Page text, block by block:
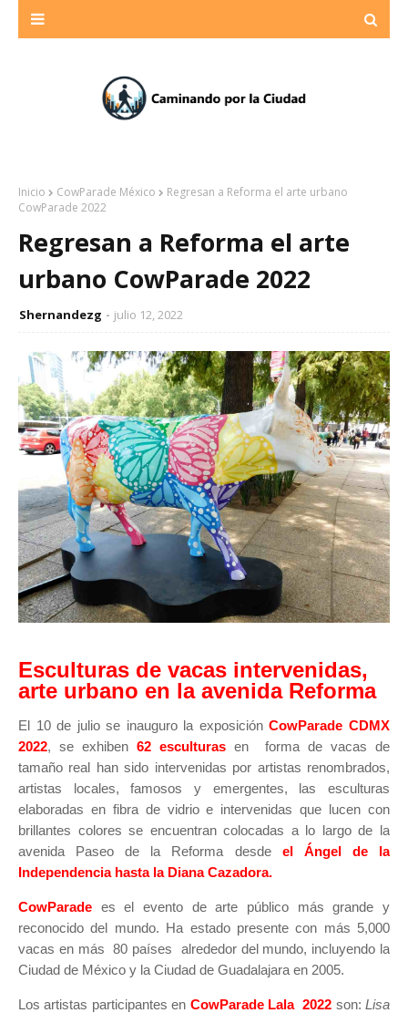
Inicio CowParade México
Regresan a Reforma el arte urbano
CowParade 2022
Regresan a Reforma el arte
urbano CowParade 2022
Shernandezg julio 12, 2022
Esculturas de vacas intervenidas,
arte urbano en la avenida Reforma
El 10 de julio se inauguro la exposiciónCowParade CDMX
2022, se exhiben 62 esculturas en forma de vacas de
tamaño real han sido intervenidas por artistas renombrados,
artistas locales, famosos y emergentes, las esculturas
elaboradas en fibra de vidrio e intervenidas que lucen con
brillantes colores se encuentran colocadas a lo largo de la
avenida Paseo de la Reforma desde el Ángel de la
Independencia hasta la Diana Cazadora.
CowParade es el evento de arte público más grande y
reconocido del mundo. Ha estado presente con más 5,000
vacas en más 80 países alrededor del mundo, incluyendo la
Ciudad de México y la Ciudad de Guadalajara en 2005.
Los artistas participantes en CowParade Lala 2022 son: Lisa